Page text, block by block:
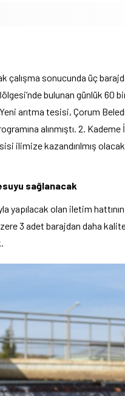
çalışma sonucunda üç
bulunan günlük 60
arıtma tesisi, Çorum
alınmıştı. 2.
ilimize kazandırılmış
sağlanacak
yapılacak olan iletim
3 adet barajdan daha